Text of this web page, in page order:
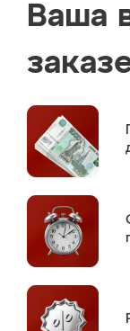
Ваша